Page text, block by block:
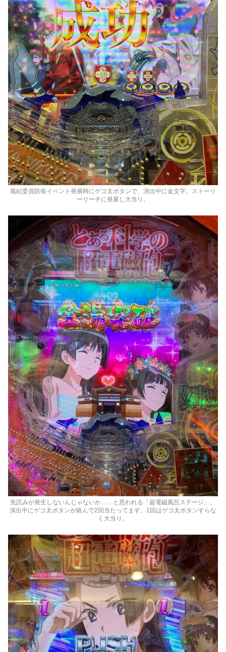
風紀委員防衛イベント発展時にゲコ太ボタンで、演出中に金文字。ストーリ
ーリーチに発展し大当り。
先読みが発生しないんじゃないか……と思われる「超電磁風呂ステージ」。
演出中にゲコ太ボタンが絡んで2回当たってます。1回はゲコ太ボタンすらな
く大当り。